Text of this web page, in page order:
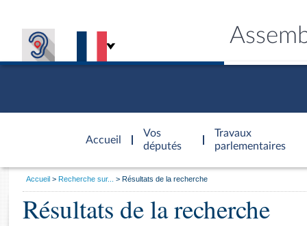
Accueil
d'accueil
Vos
députés
Travaux
parlementaires
Général
Vous
Accueil Recherche sur... Résultats de la recherche
Résultats de la recherche